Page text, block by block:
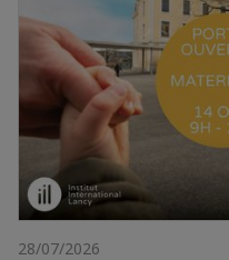
28/07/2026